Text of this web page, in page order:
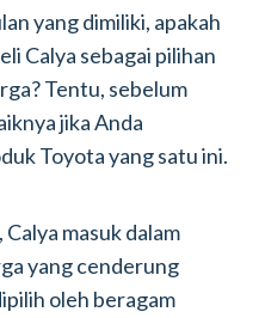
yang dimiliki, apakah
Calya sebagai pilihan
Tentu, sebelum
jika Anda
Toyota yang satu ini.
masuk dalam
yang cenderung
oleh beragam